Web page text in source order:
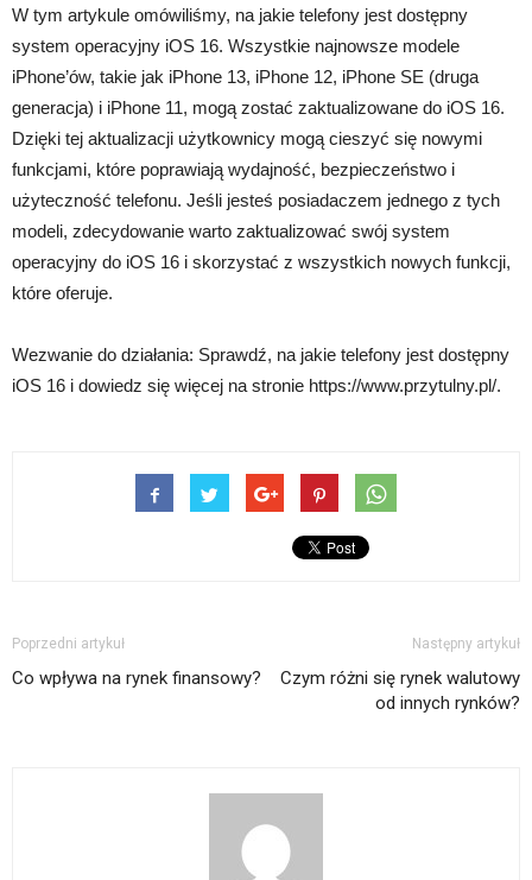
W tym artykule omówiliśmy, na jakie telefony jest dostępny
system operacyjny iOS 16. Wszystkie najnowsze modele
iPhone’ów, takie jak iPhone 13, iPhone 12, iPhone SE (druga
generacja) i iPhone 11, mogą zostać zaktualizowane do iOS 16.
Dzięki tej aktualizacji użytkownicy mogą cieszyć się nowymi
funkcjami, które poprawiają wydajność, bezpieczeństwo i
użyteczność telefonu. Jeśli jesteś posiadaczem jednego z tych
modeli, zdecydowanie warto zaktualizować swój system
operacyjny do iOS 16 i skorzystać z wszystkich nowych funkcji,
które oferuje.
Wezwanie do działania: Sprawdź, na jakie telefony jest dostępny
iOS 16 i dowiedz się więcej na stronie https://www.przytulny.pl/.
Poprzedni artykuł
Co wpływa na rynek finansowy?
Następny artykuł
Czym różni się rynek walutowy
od innych rynków?